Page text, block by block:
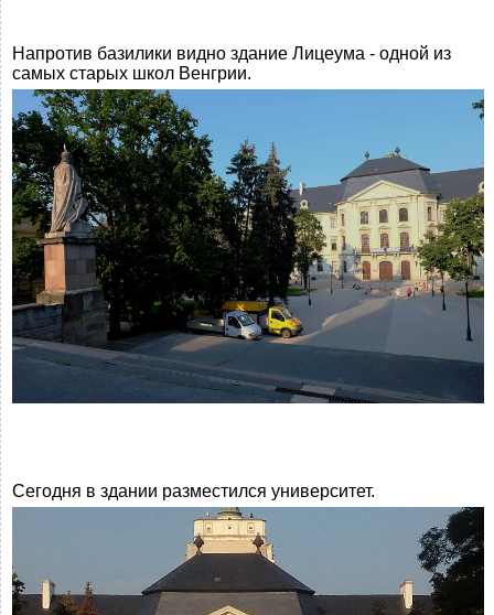
Напротив базилики видно здание Лицеума - одной из
самых старых школ Венгрии.
Сегодня в здании разместился университет.